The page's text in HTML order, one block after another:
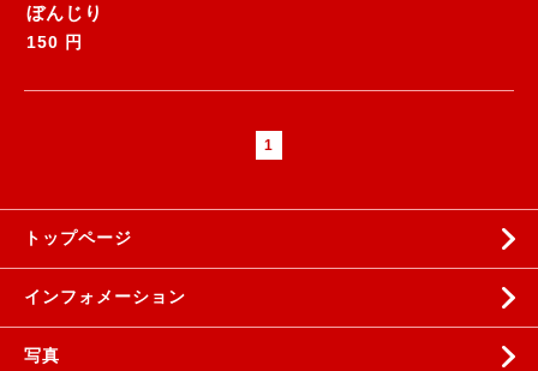
ぼんじり
150 円
1
トップページ
インフォメーション
写真